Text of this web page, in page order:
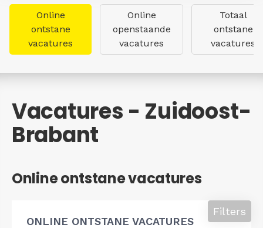
Online
ontstane
vacatures
Online
openstaande
vacatures
Totaal
ontstane
vacatures
Vacatures - Zuidoost-
Brabant
Online ontstane vacatures
ONLINE ONTSTANE VACATURES
Filters